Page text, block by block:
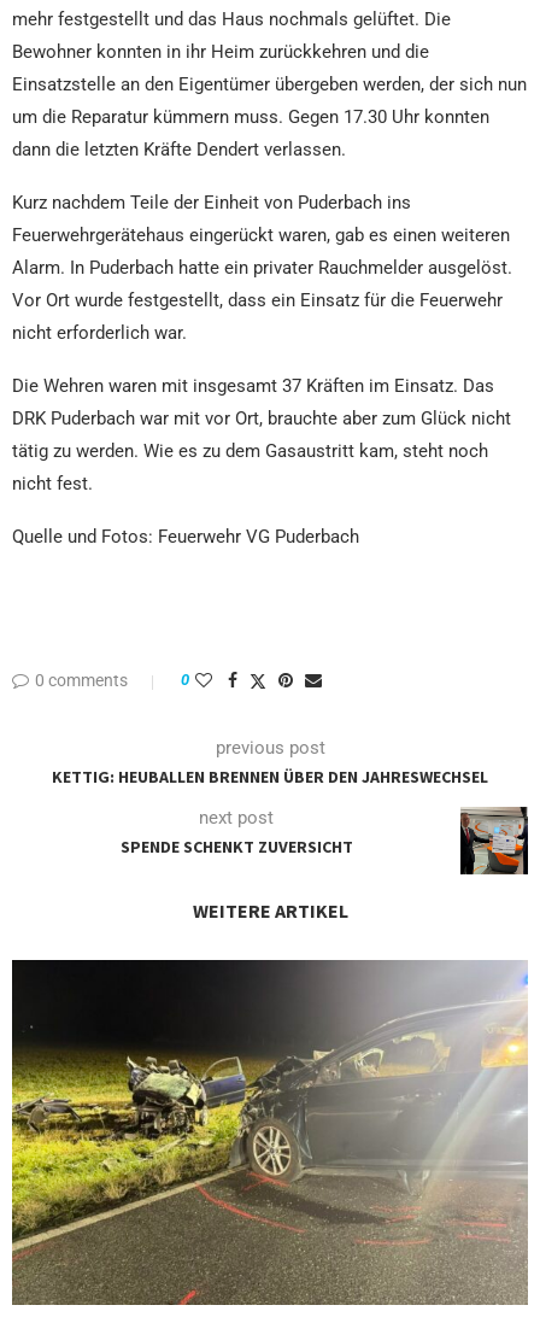
mehr festgestellt und das Haus nochmals gelüftet. Die
Bewohner konnten in ihr Heim zurückkehren und die
Einsatzstelle an den Eigentümer übergeben werden, der sich nun
um die Reparatur kümmern muss. Gegen 17.30 Uhr konnten
dann die letzten Kräfte Dendert verlassen.
Kurz nachdem Teile der Einheit von Puderbach ins
Feuerwehrgerätehaus eingerückt waren, gab es einen weiteren
Alarm. In Puderbach hatte ein privater Rauchmelder ausgelöst.
Vor Ort wurde festgestellt, dass ein Einsatz für die Feuerwehr
nicht erforderlich war.
Die Wehren waren mit insgesamt 37 Kräften im Einsatz. Das
DRK Puderbach war mit vor Ort, brauchte aber zum Glück nicht
tätig zu werden. Wie es zu dem Gasaustritt kam, steht noch
nicht fest.
Quelle und Fotos: Feuerwehr VG Puderbach
0 comments 0
previous post
KETTIG: HEUBALLEN BRENNEN ÜBER DEN JAHRESWECHSEL
next post
SPENDE SCHENKT ZUVERSICHT
WEITERE ARTIKEL